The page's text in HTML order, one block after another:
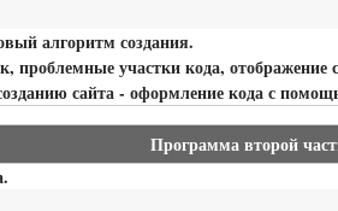
алгоритм создания.
проблемные участки кода,
сайта - оформление кода с
Программа второй